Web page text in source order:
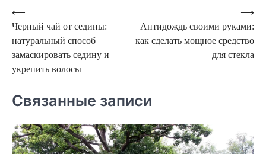
Навигация
по
записям
⟵
Черный чай от седины:
натуральный способ
замаскировать седину и
укрепить волосы
Антидождь своими руками:
как сделать мощное средство
для стекла
⟶
Связанные записи